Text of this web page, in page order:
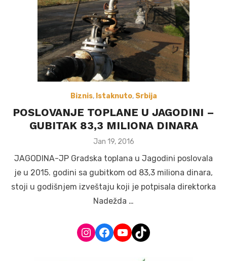
Biznis, Istaknuto, Srbija
POSLOVANJE TOPLANE U JAGODINI –
GUBITAK 83,3 MILIONA DINARA
Posted
Jan 19, 2016
JAGODINA-JP Gradska toplana u Jagodini poslovala
je u 2015. godini sa gubitkom od 83,3 miliona dinara,
stoji u godišnjem izveštaju koji je potpisala direktorka
Nadežda …
Instagram
Facebook
YouTube
TikTok